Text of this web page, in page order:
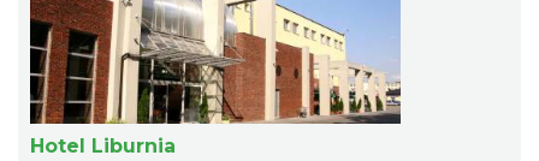
Hotel Liburnia